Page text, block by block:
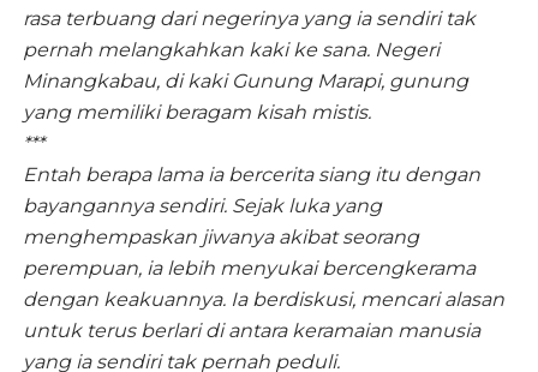
rasa terbuang dari negerinya yang ia sendiri tak
pernah melangkahkan kaki ke sana. Negeri
Minangkabau, di kaki Gunung Marapi, gunung
yang memiliki beragam kisah mistis.
***
Entah berapa lama ia bercerita siang itu dengan
bayangannya sendiri. Sejak luka yang
menghempaskan jiwanya akibat seorang
perempuan, ia lebih menyukai bercengkerama
dengan keakuannya. Ia berdiskusi, mencari alasan
untuk terus berlari di antara keramaian manusia
yang ia sendiri tak pernah peduli.